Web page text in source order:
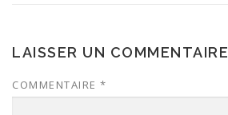
LAISSER UN COMMENTAIRE
COMMENTAIRE *